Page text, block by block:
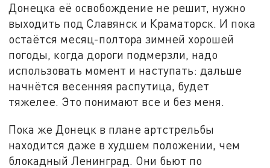
Донецка её освобождение не решит, нужно
выходить под Славянск и Краматорск. И пока
остаётся месяц-полтора зимней хорошей
погоды, когда дороги подмерзли, надо
использовать момент и наступать: дальше
начнётся весенняя распутица, будет
тяжелее. Это понимают все и без меня.
Пока же Донецк в плане артстрельбы
находится даже в худшем положении, чем
блокадный Ленинград. Они бьют по